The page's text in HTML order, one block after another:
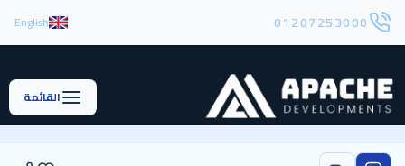
01207253000
English
القائمة